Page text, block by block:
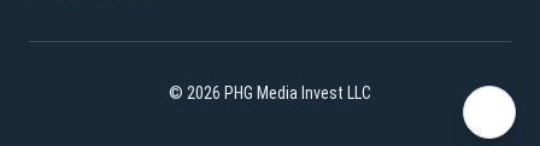
© 2026 PHG Media Invest LLC